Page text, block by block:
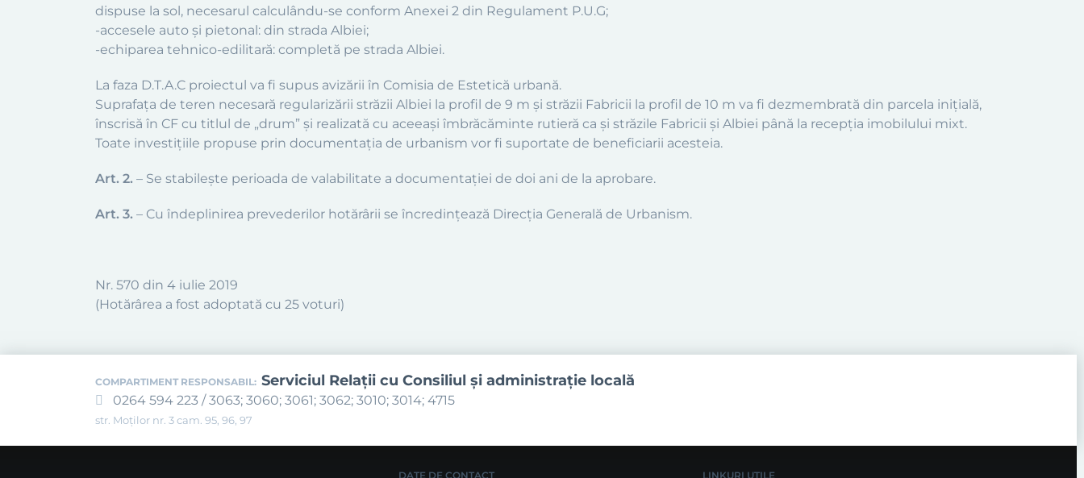
dispuse la sol, necesarul calculându-se conform Anexei 2 din Regulament P.U.G;
-accesele auto şi pietonal: din strada Albiei;
-echiparea tehnico-edilitară: completă pe strada Albiei.
La faza D.T.A.C proiectul va fi supus avizării în Comisia de Estetică urbană.
Suprafaţa de teren necesară regularizării străzii Albiei la profil de 9 m şi străzii Fabricii la profil de 10 m va fi dezmembrată din parcela iniţială,
înscrisă în CF cu titlul de „drum” şi realizată cu aceeaşi îmbrăcăminte rutieră ca şi străzile Fabricii şi Albiei până la recepţia imobilului mixt.
Toate investiţiile propuse prin documentaţia de urbanism vor fi suportate de beneficiarii acesteia.
Art. 2. – Se stabileşte perioada de valabilitate a documentaţiei de doi ani de la aprobare.
Art. 3. – Cu îndeplinirea prevederilor hotărârii se încredinţează Direcţia Generală de Urbanism.
Nr. 570 din 4 iulie 2019
(Hotărârea a fost adoptată cu 25 voturi)
COMPARTIMENT RESPONSABIL: Serviciul Relaţii cu Consiliul şi administraţie locală
0264 594 223 / 3063; 3060; 3061; 3062; 3010; 3014; 4715
str. Moților nr. 3 cam. 95, 96, 97
DATE DE CONTACT LINKURI UTILE